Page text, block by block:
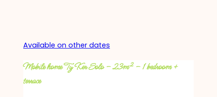
Available on other dates
Mobile home Ty Ker Solo – 23m² – 1 bedroom +
terrace